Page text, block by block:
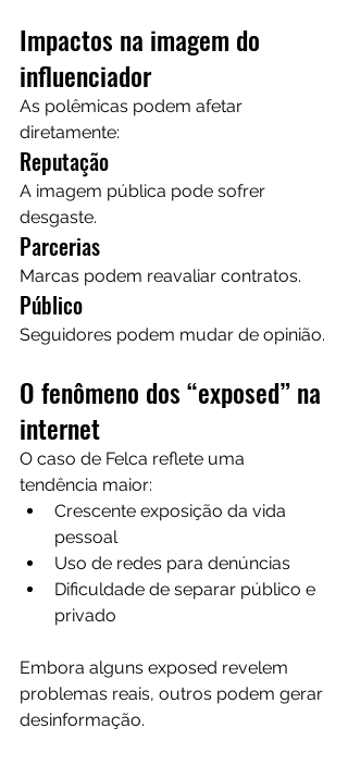
Impactos na imagem do
influenciador
As polêmicas podem afetar
diretamente:
Reputação
A imagem pública pode sofrer
desgaste.
Parcerias
Marcas podem reavaliar contratos.
Público
Seguidores podem mudar de opinião.
O fenômeno dos “exposed” na
internet
O caso de Felca reflete uma
tendência maior:
Crescente exposição da vida
pessoal
Uso de redes para denúncias
Dificuldade de separar público e
privado
Embora alguns exposed revelem
problemas reais, outros podem gerar
desinformação.